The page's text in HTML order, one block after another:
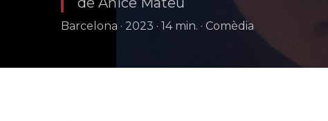
Barcelona · 2023 · 14 min. · Comèdia